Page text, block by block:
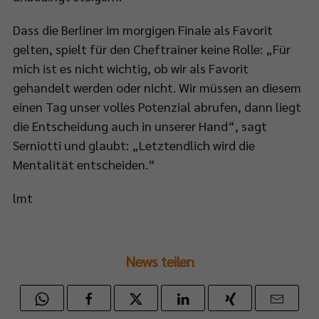
Dass die Berliner im morgigen Finale als Favorit
gelten, spielt für den Cheftrainer keine Rolle: „Für
mich ist es nicht wichtig, ob wir als Favorit
gehandelt werden oder nicht. Wir müssen an diesem
einen Tag unser volles Potenzial abrufen, dann liegt
die Entscheidung auch in unserer Hand“, sagt
Serniotti und glaubt: „Letztendlich wird die
Mentalität entscheiden.“
lmt
News teilen